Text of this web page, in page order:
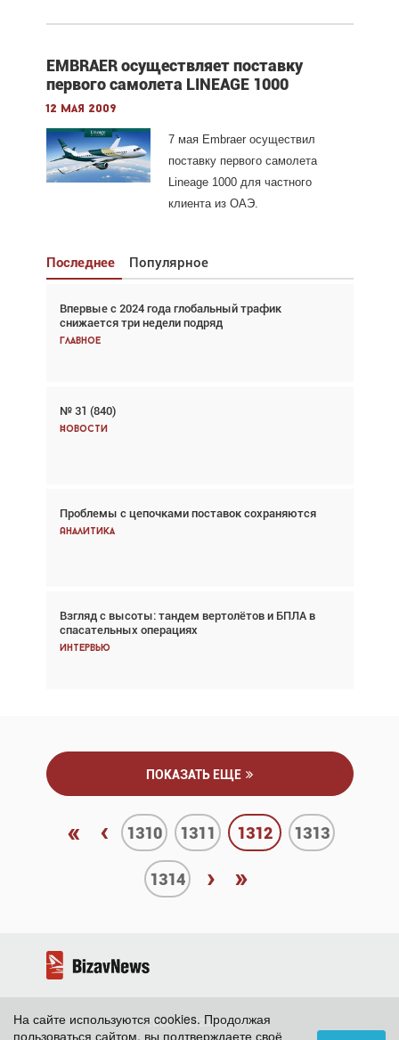
EMBRAER осуществляет поставку
первого самолета LINEAGE 1000
12 мая 2009
7 мая Embraerосуществил
поставку первого самолета
Lineage1000 для частного
клиента из ОАЭ.
Последнее Популярное
Впервые с 2024 года глобальный трафик
снижается три недели подряд
Главное
№ 31 (840)
Новости
Проблемы с цепочками поставок сохраняются
Аналитика
Взгляд с высоты: тандем вертолётов и БПЛА в
спасательных операциях
Интервью
Взгляд с высоты: тандем вертолётов и БПЛА в
спасательных операциях
Главное
Авиационный фотограф Дэйв Кох: «Фотография
говорит сама за себя... а ИИ всё портит»
Впервые с 2024 года глобальный трафик
снижается три недели подряд
Частный самолёт – это актив. Подходите к
покупке соответствующим образом
Интервью
ПОКАЗАТЬ ЕЩЕ
« ‹ 1310 1311 1312 1313
1314 › »
2026 ©BizavNews
На сайте используются cookies. Продолжая
пользоваться сайтом, вы подтверждаете своё